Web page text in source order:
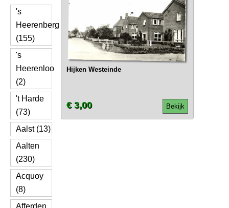
's
Heerenberg
(155)
's
Heerenloo
(2)
't Harde
(73)
Aalst (13)
Aalten
(230)
Acquoy
(8)
Afferden
Hijken Westeinde
Bekijk
€ 3,00